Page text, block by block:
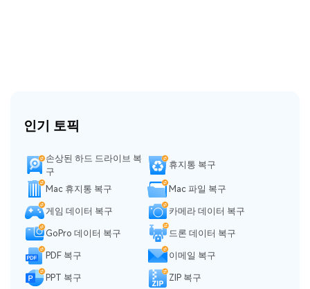
인기 토픽
손상된 하드 드라이브 복
구
휴지통 복구
Mac 휴지통 복구 Mac 파일 복구
게임 데이터 복구 카메라 데이터 복구
GoPro 데이터 복구 드론 데이터 복구
PDF 복구 이메일 복구
PPT 복구 ZIP 복구